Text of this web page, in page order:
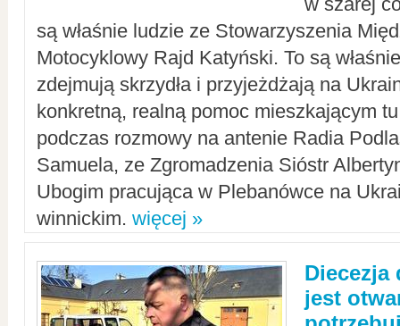
są właśnie ludzie ze Stowarzyszenia
Motocyklowy Rajd Katyński. To są
zdejmują skrzydła i przyjeżdżają na
konkretną, realną pomoc mieszkającym
podczas rozmowy na antenie Radia
Samuela, ze Zgromadzenia Sióstr
Ubogim pracująca w Plebanówce na
winnickim. więcej »
Diecezja
jest